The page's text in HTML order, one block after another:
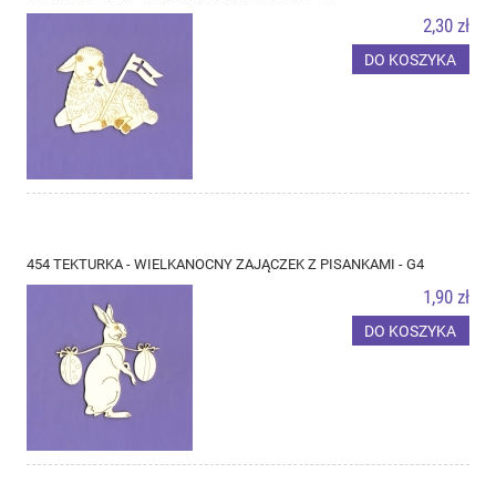
2,30 zł
DO KOSZYKA
454 TEKTURKA - WIELKANOCNY ZAJĄCZEK Z PISANKAMI - G4
1,90 zł
DO KOSZYKA